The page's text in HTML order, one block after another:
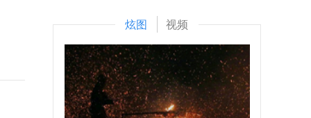
炫图 视频